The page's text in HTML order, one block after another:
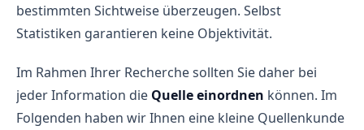
bestimmten Sichtweise überzeugen. Selbst
Statistiken garantieren keine Objektivität.
Im Rahmen Ihrer Recherche sollten Sie daher bei
jeder Information die Quelle einordnen können. Im
Folgenden haben wir Ihnen eine kleine Quellenkunde